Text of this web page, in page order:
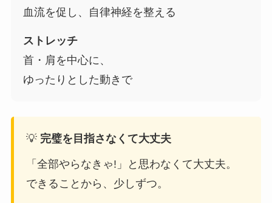
血流を促し、自律神経を整える
ストレッチ
首・肩を中心に、
ゆったりとした動きで
💡 完璧を目指さなくて大丈夫
「全部やらなきゃ!」と思わなくて大丈夫。
できることから、少しずつ。